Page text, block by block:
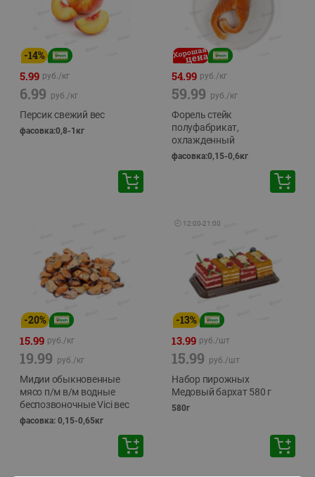
-14%
5.99 руб./кг
6.99 руб./кг
Персик свежий вес
фасовка:0,8-1кг
54.99 руб./кг
59.99 руб./кг
Форель стейк
полуфабрикат,
охлажденный
фасовка:0,15-0,6кг
-20%
15.99 руб./кг
19.99 руб./кг
Мидии обыкновенные
мясо п/м в/м водные
беспозвоночные Vici вес
фасовка: 0,15-0,65кг
🕘 12:00-21:00
-13%
13.99 руб./шт
15.99 руб./шт
Набор пирожных
Медовый бархат 580 г
580г